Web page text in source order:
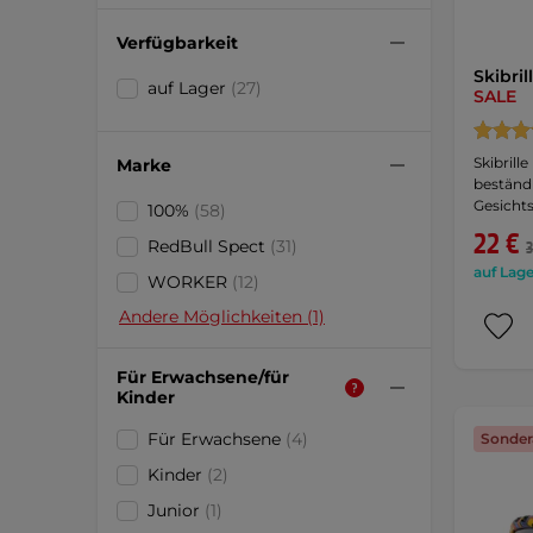
Verfügbarkeit
auf Lager (27)
Marke
100% (58)
RedBull Spect (31)
WORKER (12)
Andere Möglichkeiten (1)
Für Erwachsene/für
Kinder
Für Erwachsene (4)
Kinder (2)
Junior (1)
SALE
22 €
auf